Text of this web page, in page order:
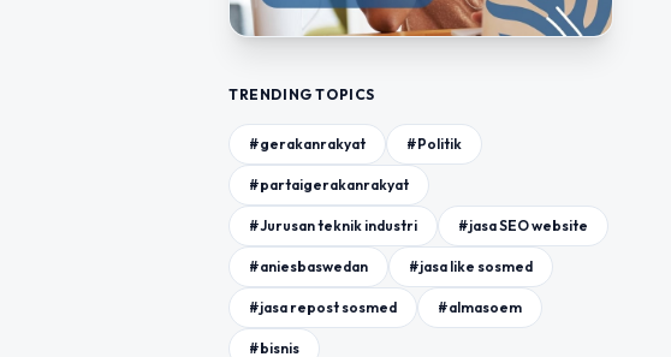
TRENDING TOPICS
#gerakanrakyat #Politik
#partaigerakanrakyat
#Jurusan teknik industri #jasa SEO website
#aniesbaswedan #jasa like sosmed
#jasa repost sosmed #almasoem
#bisnis